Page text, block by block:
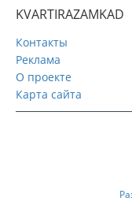
KVARTIRAZAMKAD
Контакты
Реклама
О проекте
Карта сайта